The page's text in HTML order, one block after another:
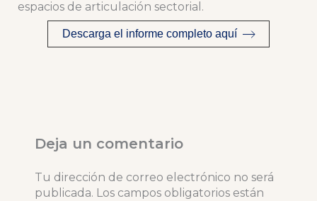
espacios de articulación sectorial.
Descarga el informe completo aquí
Deja un comentario
Tu dirección de correo electrónico no será
publicada. Los campos obligatorios están